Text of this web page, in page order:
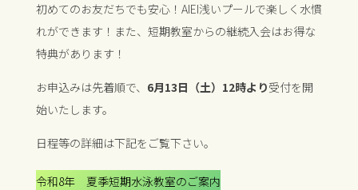
初めてのお友だちでも安心！AIEI浅いプールで楽しく水慣
れができます！また、短期教室からの継続入会はお得な
特典があります！
お申込みは先着順で、 6月13日（土）12時より受付を開
始いたします。
日程等の詳細は下記をご覧下さい。
令和8年 夏季短期水泳教室のご案内